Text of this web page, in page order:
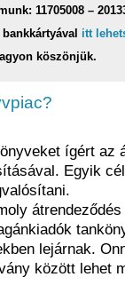
11705008 –
itt
köszönjük.
ígért az
Egyik
lejárnak.
között lehet